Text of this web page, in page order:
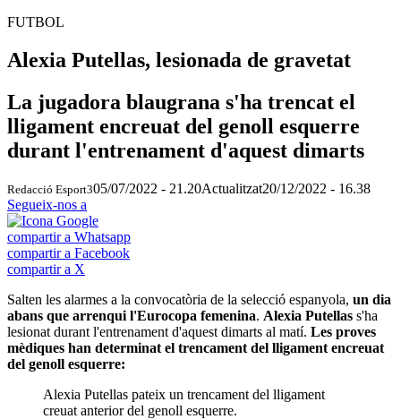
FUTBOL
Alexia Putellas, lesionada de gravetat
La jugadora blaugrana s'ha trencat el
lligament encreuat del genoll esquerre
durant l'entrenament d'aquest dimarts
Redacció Esport305/07/2022 - 21.20Actualitzat20/12/2022 - 16.38
Segueix-nos a
compartir a Whatsapp
compartir a Facebook
compartir a X
Salten les alarmes a la convocatòria de la selecció espanyola, un dia
abans que arrenqui l'Eurocopa femenina. Alexia Putellas s'ha
lesionat durant l'entrenament d'aquest dimarts al matí. Les proves
mèdiques han determinat el trencament del lligament encreuat
del genoll esquerre:
Alexia Putellas pateix un trencament del lligament
creuat anterior del genoll esquerre.